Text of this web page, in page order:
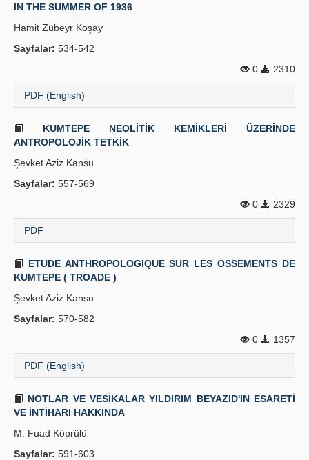
IN THE SUMMER OF 1936
Hamit Zübeyr Koşay
Sayfalar: 534-542
0
2310
PDF (English)
KUMTEPE NEOLİTİK KEMİKLERİ ÜZERİNDE
ANTROPOLOJİK TETKİK
Şevket Aziz Kansu
Sayfalar: 557-569
0
2329
PDF
ETUDE ANTHROPOLOGIQUE SUR LES OSSEMENTS DE
KUMTEPE ( TROADE )
Şevket Aziz Kansu
Sayfalar: 570-582
0
1357
PDF (English)
NOTLAR VE VESİKALAR YILDIRIM BEYAZID'IN ESARETİ
VE İNTİHARI HAKKINDA
M. Fuad Köprülü
Sayfalar: 591-603